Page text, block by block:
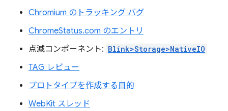
Chromium のトラッキング バグ
ChromeStatus.com のエントリ
点滅コンポーネント: Blink>Storage>NativeIO
TAG レビュー
プロトタイプを作成する目的
WebKit スレッド